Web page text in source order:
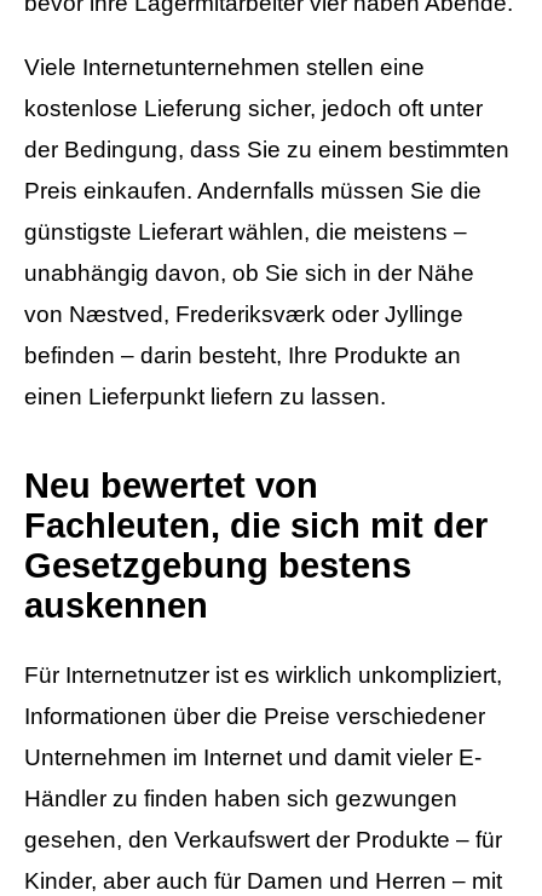
Viele Internetunternehmen stellen eine
kostenlose Lieferung sicher, jedoch oft unter
der Bedingung, dass Sie zu einem bestimmten
Preis einkaufen. Andernfalls müssen Sie die
günstigste Lieferart wählen, die meistens –
unabhängig davon, ob Sie sich in der Nähe
von Næstved, Frederiksværk oder Jyllinge
befinden – darin besteht, Ihre Produkte an
einen Lieferpunkt liefern zu lassen.
Neu bewertet von
Fachleuten, die sich mit der
Gesetzgebung bestens
auskennen
Für Internetnutzer ist es wirklich unkompliziert,
Informationen über die Preise verschiedener
Unternehmen im Internet und damit vieler E-
Händler zu finden haben sich gezwungen
gesehen, den Verkaufswert der Produkte – für
Kinder, aber auch für Damen und Herren – mit